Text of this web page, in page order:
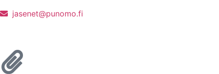
jasenet@punomo.fi